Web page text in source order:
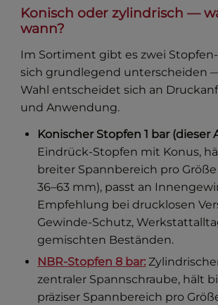
Konisch oder zylindrisch —
wann?
Im Sortiment gibt es zwei
sich grundlegend unterscheiden
Wahl entscheidet sich an
und Anwendung.
Konischer Stopfen 1 bar (dieser
Eindrück-Stopfen mit Konus,
breiter Spannbereich pro
36–63 mm), passt an
Empfehlung bei drucklosen
Gewinde-Schutz,
gemischten Beständen.
NBR-Stopfen 8 bar:
zentraler Spannschraube, hält
präziser Spannbereich pro